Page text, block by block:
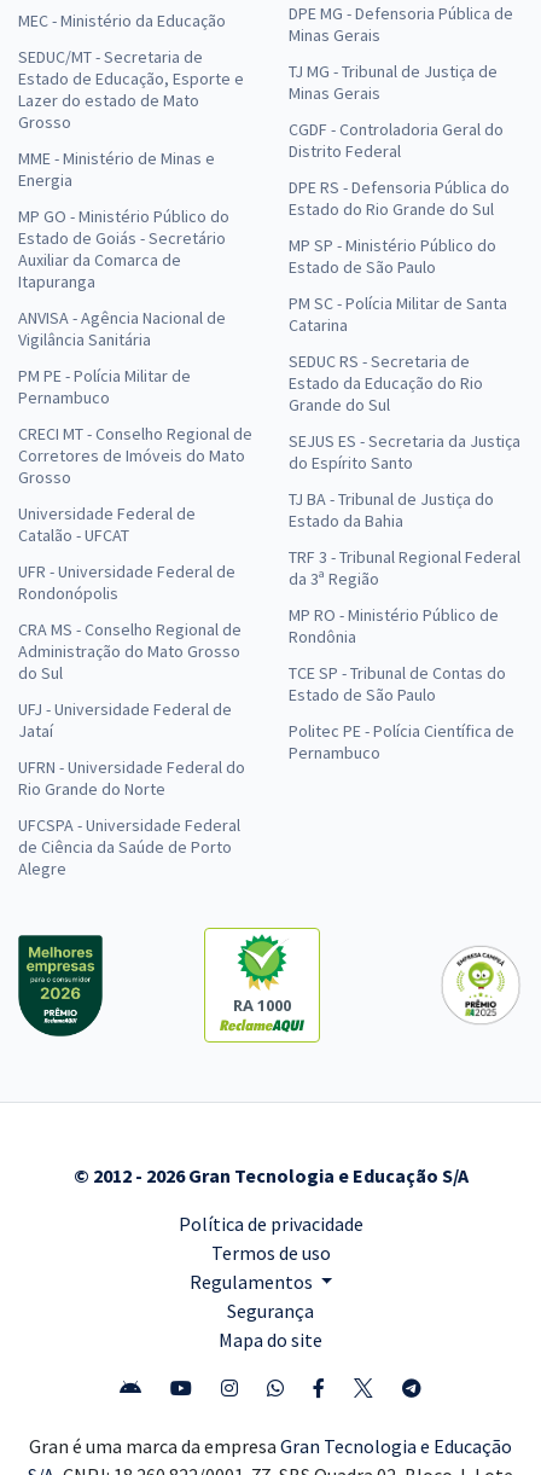
MEC - Ministério da Educação
SEDUC/MT - Secretaria de
Estado de Educação, Esporte e
Lazer do estado de Mato
Grosso
MME - Ministério de Minas e
Energia
MP GO - Ministério Público do
Estado de Goiás - Secretário
Auxiliar da Comarca de
Itapuranga
ANVISA - Agência Nacional de
Vigilância Sanitária
PM PE - Polícia Militar de
Pernambuco
CRECI MT - Conselho Regional de
Corretores de Imóveis do Mato
Grosso
Universidade Federal de
Catalão - UFCAT
UFR - Universidade Federal de
Rondonópolis
CRA MS - Conselho Regional de
Administração do Mato Grosso
do Sul
UFJ - Universidade Federal de
Jataí
UFRN - Universidade Federal do
Rio Grande do Norte
UFCSPA - Universidade Federal
de Ciência da Saúde de Porto
Alegre
DPE MG - Defensoria Pública de
Minas Gerais
TJ MG - Tribunal de Justiça de
Minas Gerais
CGDF - Controladoria Geral do
Distrito Federal
DPE RS - Defensoria Pública do
Estado do Rio Grande do Sul
MP SP - Ministério Público do
Estado de São Paulo
PM SC - Polícia Militar de Santa
Catarina
SEDUC RS - Secretaria de
Estado da Educação do Rio
Grande do Sul
SEJUS ES - Secretaria da Justiça
do Espírito Santo
TJ BA - Tribunal de Justiça do
Estado da Bahia
TRF 3 - Tribunal Regional Federal
da 3ª Região
MP RO - Ministério Público de
Rondônia
TCE SP - Tribunal de Contas do
Estado de São Paulo
Politec PE - Polícia Científica de
Pernambuco
RA 1000
© 2012 - 2026 Gran Tecnologia e Educação S/A
Política de privacidade
Termos de uso
Regulamentos
Segurança
Mapa do site
Gran é uma marca da empresa Gran Tecnologia e Educação